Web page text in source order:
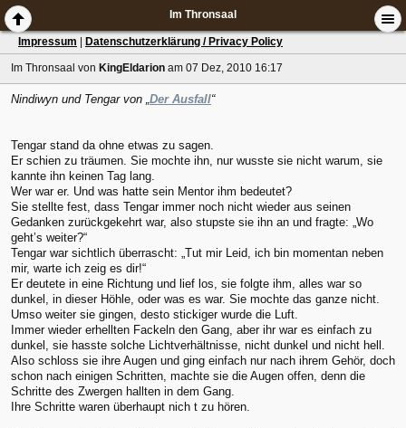
Im Thronsaal
Impressum Datenschutzerklärung / Privacy Policy
Im Thronsaal von KingEldarion am 07 Dez, 2010 16:17
Nindiwyn und Tengar von „Der Ausfall“
Tengar stand da ohne etwas zu sagen.
Er schien zu träumen. Sie mochte ihn, nur wusste sie nicht warum, sie
kannte ihn keinen Tag lang.
Wer war er. Und was hatte sein Mentor ihm bedeutet?
Sie stellte fest, dass Tengar immer noch nicht wieder aus seinen
Gedanken zurückgekehrt war, also stupste sie ihn an und fragte: „Wo
geht’s weiter?“
Tengar war sichtlich überrascht: „Tut mir Leid, ich bin momentan neben
mir, warte ich zeig es dir!“
Er deutete in eine Richtung und lief los, sie folgte ihm, alles war so
dunkel, in dieser Höhle, oder was es war. Sie mochte das ganze nicht.
Umso weiter sie gingen, desto stickiger wurde die Luft.
Immer wieder erhellten Fackeln den Gang, aber ihr war es einfach zu
dunkel, sie hasste solche Lichtverhältnisse, nicht dunkel und nicht hell.
Also schloss sie ihre Augen und ging einfach nur nach ihrem Gehör, doch
schon nach einigen Schritten, machte sie die Augen offen, denn die
Schritte des Zwergen hallten in dem Gang.
Ihre Schritte waren überhaupt nich t zu hören.